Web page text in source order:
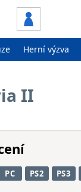
Herní výzva
II
PC PS2 PS3